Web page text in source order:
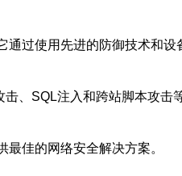
过使用先进的防御技术和
、SQL注入和跨站脚本攻击等
佳的网络安全解决方案。